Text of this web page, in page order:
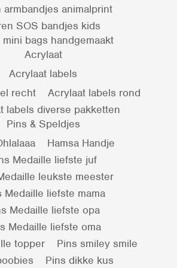
armbandjes animalprint
SOS bandjes kids
bags handgemaakt
Acrylaat
Acrylaat labels
recht
Acrylaat labels rond
labels diverse pakketten
Pins & Speldjes
Hamsa Handje
Medaille liefste juf
leukste meester
Medaille liefste mama
Medaille liefste opa
Medaille liefste oma
topper
Pins smiley smile
Pins dikke kus